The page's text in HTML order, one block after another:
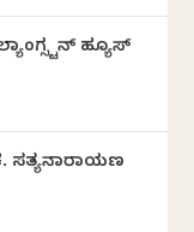
ಹ್ಯೂಸ್
ಸತ್ಯನಾರಾಯಣ